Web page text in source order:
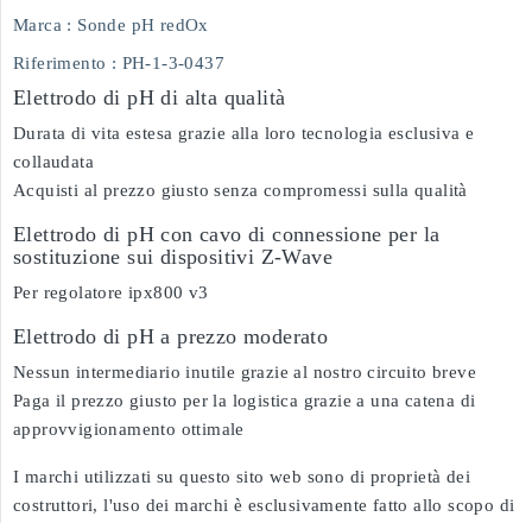
Marca : Sonde pH redOx
Riferimento : PH-1-3-0437
Elettrodo di pH di alta qualità
Durata di vita estesa grazie alla loro tecnologia esclusiva e
collaudata
Acquisti al prezzo giusto senza compromessi sulla qualità
Elettrodo di pH con cavo di connessione per la
sostituzione sui dispositivi Z-Wave
Per regolatore ipx800 v3
Elettrodo di pH a prezzo moderato
Nessun intermediario inutile grazie al nostro circuito breve
Paga il prezzo giusto per la logistica grazie a una catena di
approvvigionamento ottimale
I marchi utilizzati su questo sito web sono di proprietà dei
costruttori, l'uso dei marchi è esclusivamente fatto allo scopo di